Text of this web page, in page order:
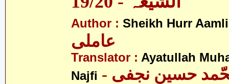
Author : Sheikh Hurr Aamli
عاملی
Translator : Ayatullah
Najfi
محّمد حسین نجفی